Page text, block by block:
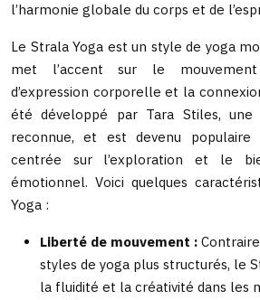
l’harmonie globale du corps et de
Le Strala Yoga est un style de yoga
met l’accent sur le
d’expression corporelle et la
été développé par Tara Stiles, une
reconnue, et est devenu populaire
centrée sur l’exploration et le
émotionnel. Voici quelques
Yoga :
Liberté de mouvement :
styles de yoga plus structurés, le
la fluidité et la créativité dans les